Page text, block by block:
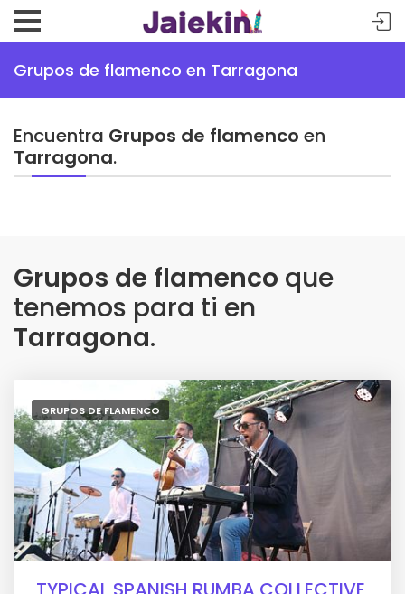
Grupos de flamenco en Tarragona
Encuentra Grupos de flamenco en
Tarragona.
Grupos de flamenco que
tenemos para ti en
Tarragona.
GRUPOS DE FLAMENCO